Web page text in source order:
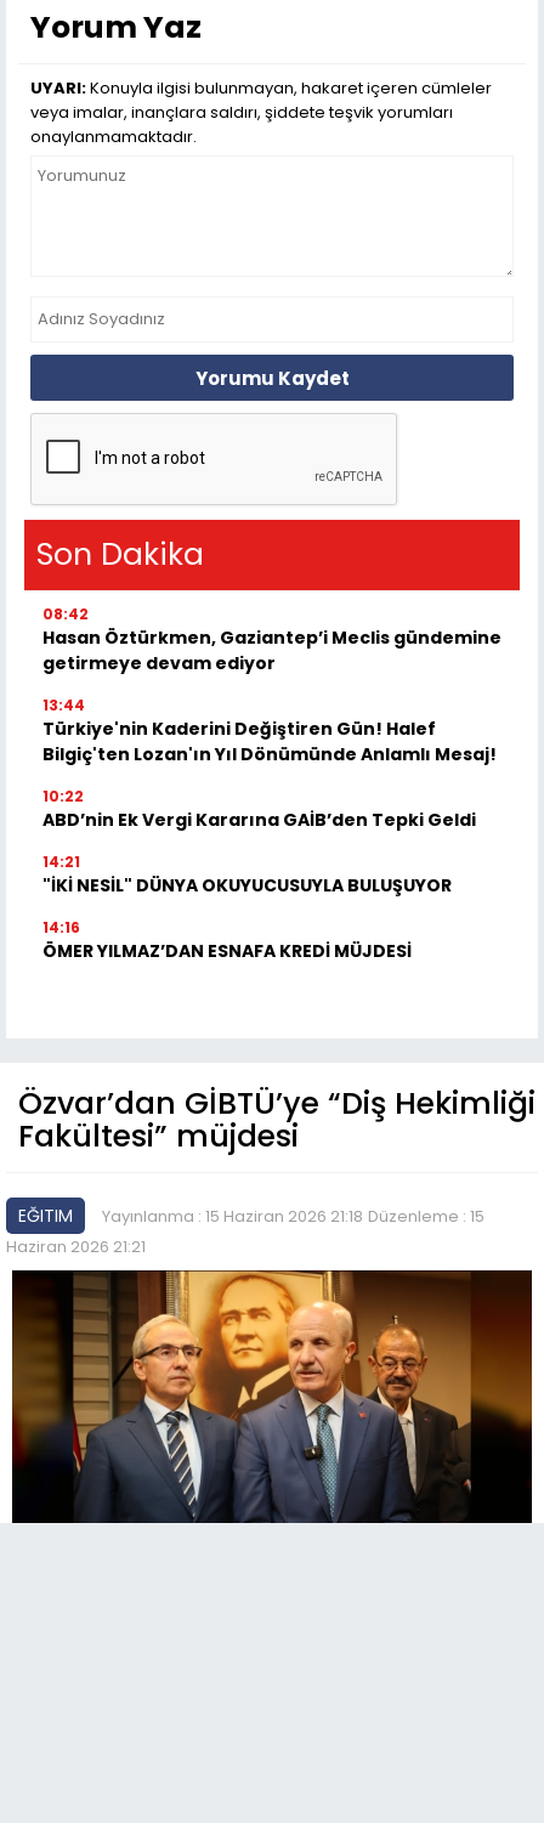
Yorum Yaz
UYARI:Konuyla ilgisi bulunmayan, hakaret içeren cümleler
veya imalar, inançlara saldırı, şiddete teşvik yorumları
onaylanmamaktadır.
Yorumu Kaydet
Son Dakika
08:42
Hasan Öztürkmen, Gaziantep’i Meclis gündemine
getirmeye devam ediyor
13:44
Türkiye'nin Kaderini Değiştiren Gün! Halef
Bilgiç'ten Lozan'ın Yıl Dönümünde Anlamlı Mesaj!
10:22
ABD’nin Ek Vergi Kararına GAİB’den Tepki Geldi
14:21
"İKİ NESİL" DÜNYA OKUYUCUSUYLA BULUŞUYOR
14:16
ÖMER YILMAZ’DAN ESNAFA KREDİ MÜJDESİ
Özvar’dan GİBTÜ’ye “Diş Hekimliği
Fakültesi” müjdesi
EĞITIM Yayınlanma : 15 Haziran 2026 21:18 Düzenleme : 15
Haziran 2026 21:21